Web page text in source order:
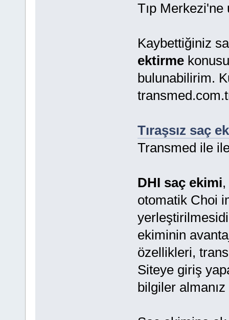
Tıp
Kaybettiğiniz
ektirme
bulunabilirim.
Tıraşsız saç
Transmed ile
DHI saç ekimi
otomatik Choi
ekiminin
özellikleri,
Siteye giriş
bilgiler